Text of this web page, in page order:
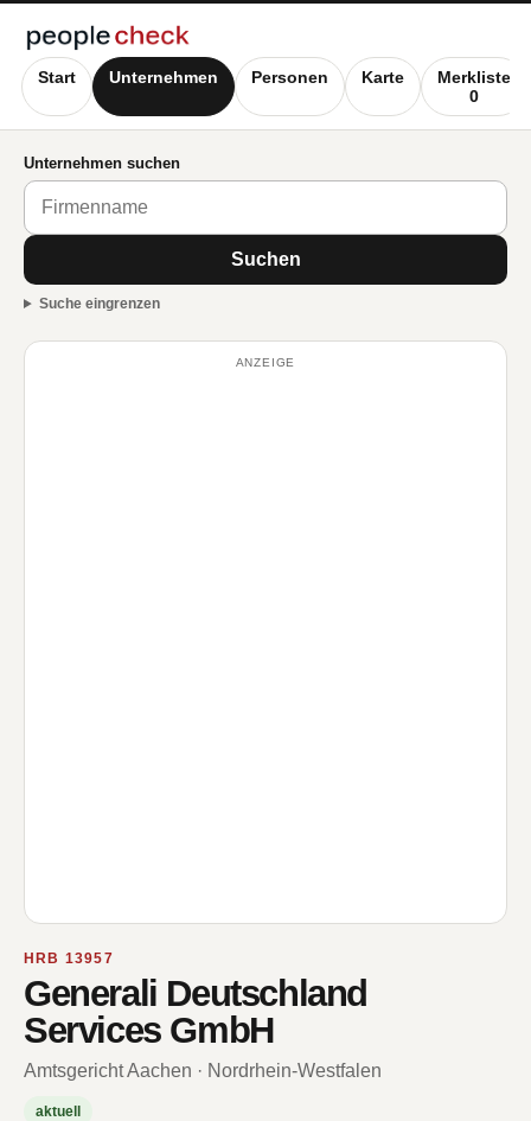
Start Unternehmen Personen Karte
Merkliste
0
Unternehmen suchen
Suchen
Suche eingrenzen
ANZEIGE
HRB 13957
Generali Deutschland
Services GmbH
Amtsgericht Aachen · Nordrhein-Westfalen
aktuell